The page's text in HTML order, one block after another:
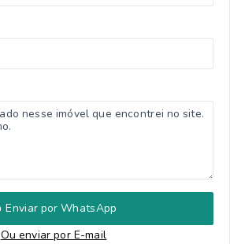
Enviar por WhatsApp
Ou enviar por E-mail